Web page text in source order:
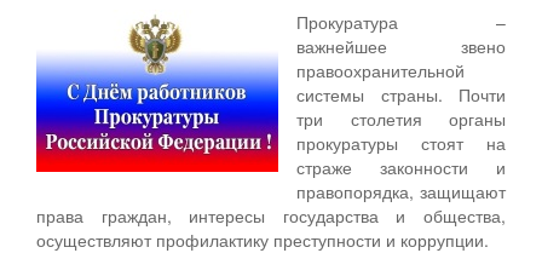
Прокуратура –
важнейшее звено
правоохранительной
системы страны. Почти
три столетия органы
прокуратуры стоят на
страже законности и
правопорядка, защищают
права граждан, интересы государства и общества,
осуществляют профилактику преступности и коррупции.